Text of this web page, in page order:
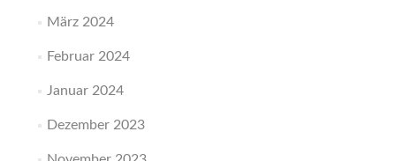
März 2024
Februar 2024
Januar 2024
Dezember 2023